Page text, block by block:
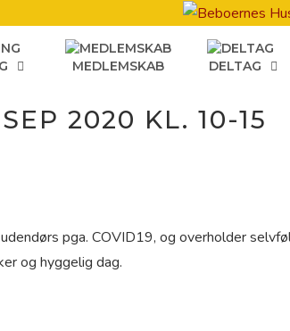
MEDLEMSKAB DELTAG
2020 KL. 10-15
pga. COVID19, og overholder
og hyggelig dag.